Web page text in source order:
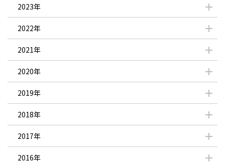
2023年
2022年
2021年
2020年
2019年
2018年
2017年
2016年